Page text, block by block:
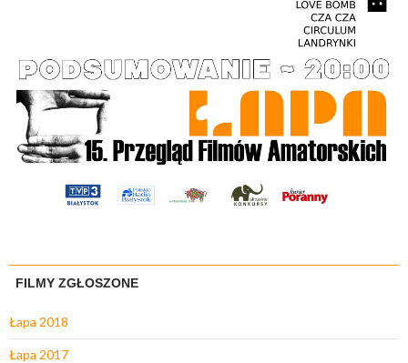
FILMY ZGŁOSZONE
Łapa 2018
Łapa 2017